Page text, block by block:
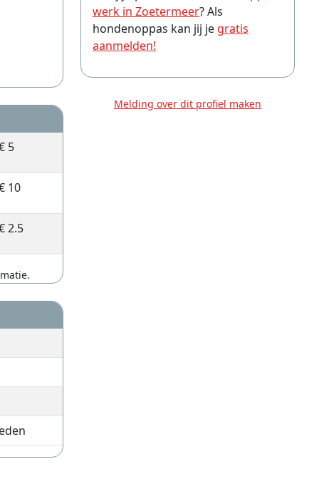
5
10
2.5
werk in Zoetermeer? Als
hondenoppas kan jij je gratis
aanmelden!
Melding over dit profiel maken